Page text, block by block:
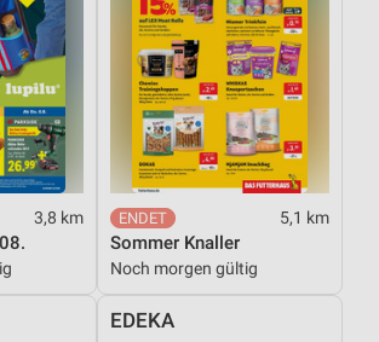
3,8 km 5,1 km
Sommer Knaller
Noch morgen gültig
EDEKA